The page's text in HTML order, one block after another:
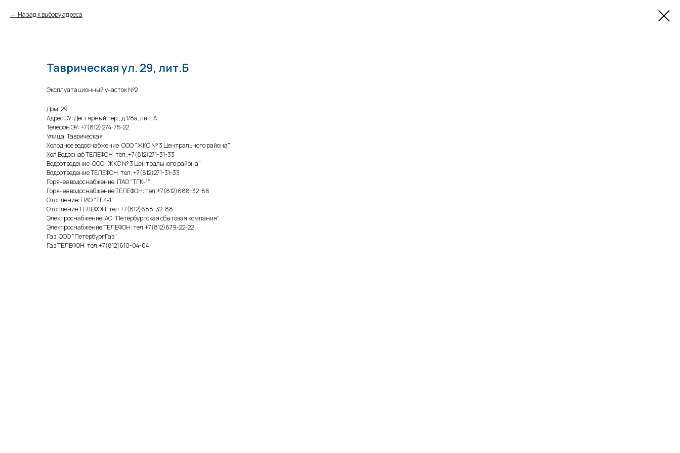
Назад к выбору адреса
Таврическая ул. 29, лит.Б
Эксплуатационный участок №2
Дом: 29
Адрес ЭУ: Дегтярный пер., д.1/8а, лит. А
Телефон ЭУ: +7(812) 274-75-22
Улица: Таврическая
Холодное водоснабжение: ООО "ЖКС № 3 Центрального района"
Хол Водоснаб ТЕЛЕФОН: тел. +7(812)271-31-33
Водоотведение: ООО "ЖКС № 3 Центрального района"
Водоотведение ТЕЛЕФОН: тел. +7(812)271-31-33
Горячее водоснабжение: ПАО "ТГК-1"
Горячее водоснабжение ТЕЛЕФОН: тел.+7(812)688-32-88
Отопление: ПАО "ТГК-1"
Отопление ТЕЛЕФОН: тел.+7(812)688-32-88
Электроснабжение: АО "Петербургская сбытовая компания"
Электроснабжение ТЕЛЕФОН: тел.+7(812)679-22-22
Газ: ООО "ПетербургГаз"
Газ ТЕЛЕФОН: тел.+7(812)610-04-04